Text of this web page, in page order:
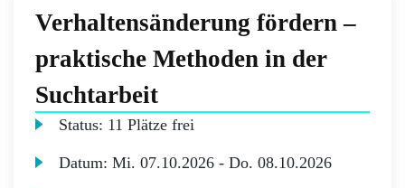
Verhaltensänderung fördern –
praktische Methoden in der
Suchtarbeit
Status: 11 Plätze frei
Datum:Mi. 07.10.2026 -Do. 08.10.2026